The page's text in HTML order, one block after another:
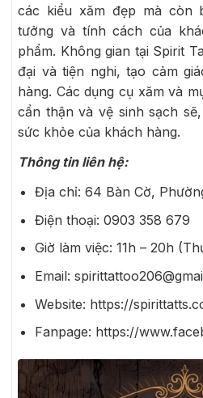
các kiểu xăm đẹp mà còn
tưởng và tính cách của
phẩm. Không gian tại Spirit
đại và tiện nghi, tạo cảm
hàng. Các dụng cụ xăm và
cẩn thận và vệ sinh sạch
sức khỏe của khách hàng.
Thông tin liên hệ:
Địa chỉ: 64 Bàn Cờ,
Điện thoại: 0903 358 679
Giờ làm việc: 11h – 20h
Email:
Website: https://
Fanpage: https://